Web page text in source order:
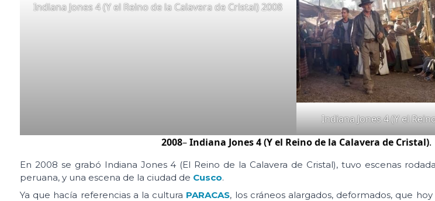
Indiana Jones 4 (Y el Reino de la Calavera de Cristal) 2008
Indiana Jones 4 (Y el
2008–Indiana Jones 4 (Y el Reino de la Calavera de Cristal).
En 2008 se grabó Indiana Jones 4 (El Reino de la Calavera de Cristal), tuvo escenas
peruana, y una escena de la ciudad de Cusco.
Ya que hacía referencias a la cultura PARACAS, los cráneos alargados, deformados, que